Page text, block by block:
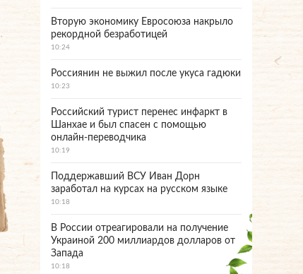
Вторую экономику Евросоюза накрыло
рекордной безработицей
10:24
Россиянин не выжил после укуса гадюки
10:23
Российский турист перенес инфаркт в
Шанхае и был спасен с помощью
онлайн-переводчика
10:19
Поддержавший ВСУ Иван Дорн
заработал на курсах на русском языке
10:18
В России отреагировали на получение
Украиной 200 миллиардов долларов от
Запада
10:18